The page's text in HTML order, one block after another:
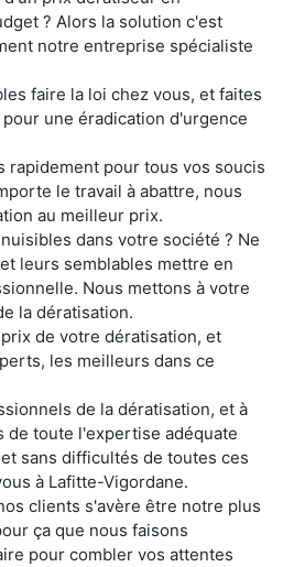
? Alors la solution c'est
notre entreprise spécialiste
faire la loi chez vous, et faites
une éradication d'urgence
rapidement pour tous vos soucis
le travail à abattre, nous
au meilleur prix.
dans votre société ? Ne
leurs semblables mettre en
Nous mettons à votre
la dératisation.
de votre dératisation, et
les meilleurs dans ce
de la dératisation, et à
de toute l'expertise adéquate
sans difficultés de toutes ces
à Lafitte-Vigordane.
clients s'avère être notre plus
ça que nous faisons
pour combler vos attentes